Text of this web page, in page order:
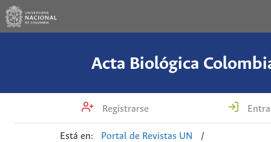
Acta Biológica
Registrarse
Está en: Portal de Revistas UN
/